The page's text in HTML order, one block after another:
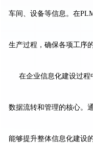
车间、设备等信息。在
生产过程，确保各项工序
在企业信息化建设过
数据流转和管理的核心。
能够提升整体信息化建设